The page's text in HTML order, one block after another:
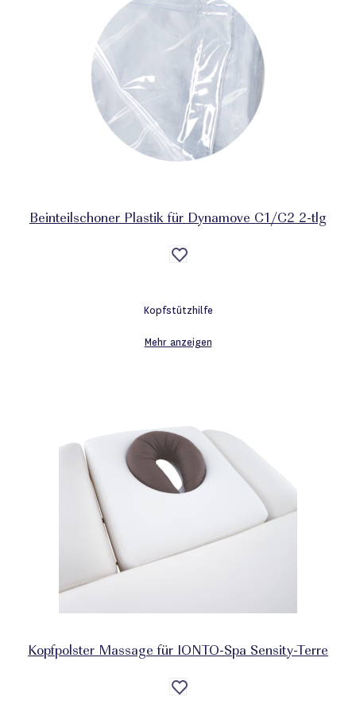
Beinteilschoner Plastik für Dynamove C1/C2 2-tlg
Auf
die
Kopfstützhilfe
Mehr anzeigen
Kopfpolster Massage für IONTO-Spa Sensity-Terre
Auf
die